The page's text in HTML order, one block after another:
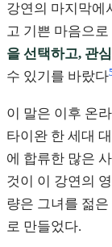
강연의 마지막에
고 기쁜 마음으
을 선택하고, 관
수 있기를 바랐다
이 말은 이후 온
타이완 한 세대
에 합류한 많은
것이 이 강연의
량은 그녀를 젊
로 만들었다.